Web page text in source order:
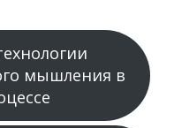
мышления в